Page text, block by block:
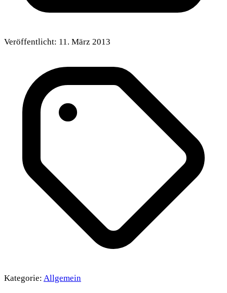
Veröffentlicht: 11. März 2013
Kategorie: Allgemein